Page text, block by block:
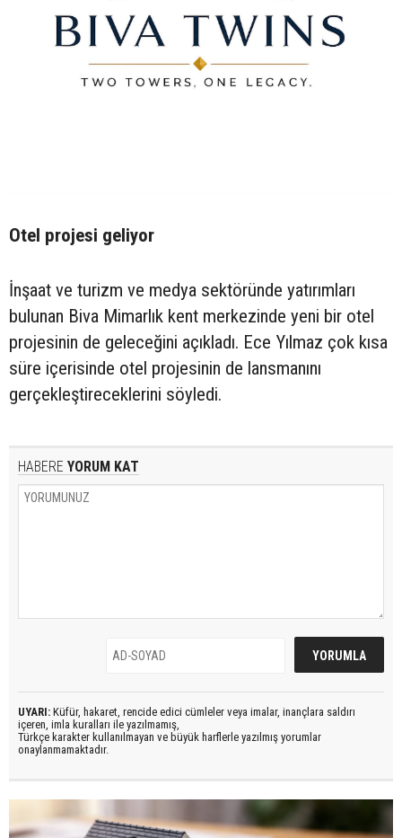
Otel projesi geliyor
İnşaat ve turizm ve medya sektöründe yatırımları
bulunan Biva Mimarlık kent merkezinde yeni bir otel
projesinin de geleceğini açıkladı. Ece Yılmaz çok kısa
süre içerisinde otel projesinin de lansmanını
gerçekleştireceklerini söyledi.
HABERE YORUM KAT
UYARI: Küfür, hakaret, rencide edici cümleler veya imalar, inançlara saldırı
içeren, imla kuralları ile yazılmamış,
Türkçe karakter kullanılmayan ve büyük harflerle yazılmış yorumlar
onaylanmamaktadır.